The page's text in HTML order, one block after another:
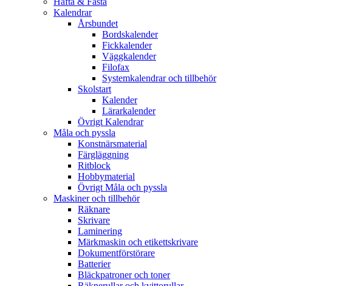
Kalendrar
Årsbundet
Bordskalender
Fickkalender
Väggkalender
Filofax
Systemkalendrar och tillbehör
Skolstart
Kalender
Lärarkalender
Övrigt Kalendrar
Måla och pyssla
Konstnärsmaterial
Färgläggning
Ritblock
Hobbymaterial
Övrigt Måla och pyssla
Maskiner och tillbehör
Räknare
Skrivare
Laminering
Märkmaskin och etikettskrivare
Dokumentförstörare
Batterier
Bläckpatroner och toner